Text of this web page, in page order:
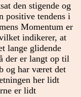
den stigende og
positive tendens i
Momentum er
indikerer, at
lange glidende
der er langt op til
og har været det
her lidt
er lidt